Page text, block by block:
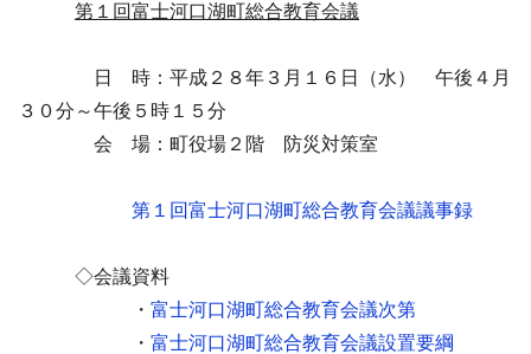
第１回富士河口湖町総合教育会議
日 時：平成２８年３月１６日（水） 午後４月
３０分～午後５時１５分
会 場：町役場２階 防災対策室
第１回富士河口湖町総合教育会議議事録
◇会議資料
・ 富士河口湖町総合教育会議次第
・ 富士河口湖町総合教育会議設置要綱